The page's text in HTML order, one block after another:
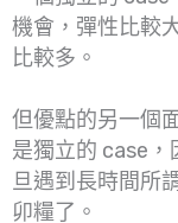
機會，彈性比較
比較多。
但優點的另一個
是獨立的 case
旦遇到長時間所
卯糧了。